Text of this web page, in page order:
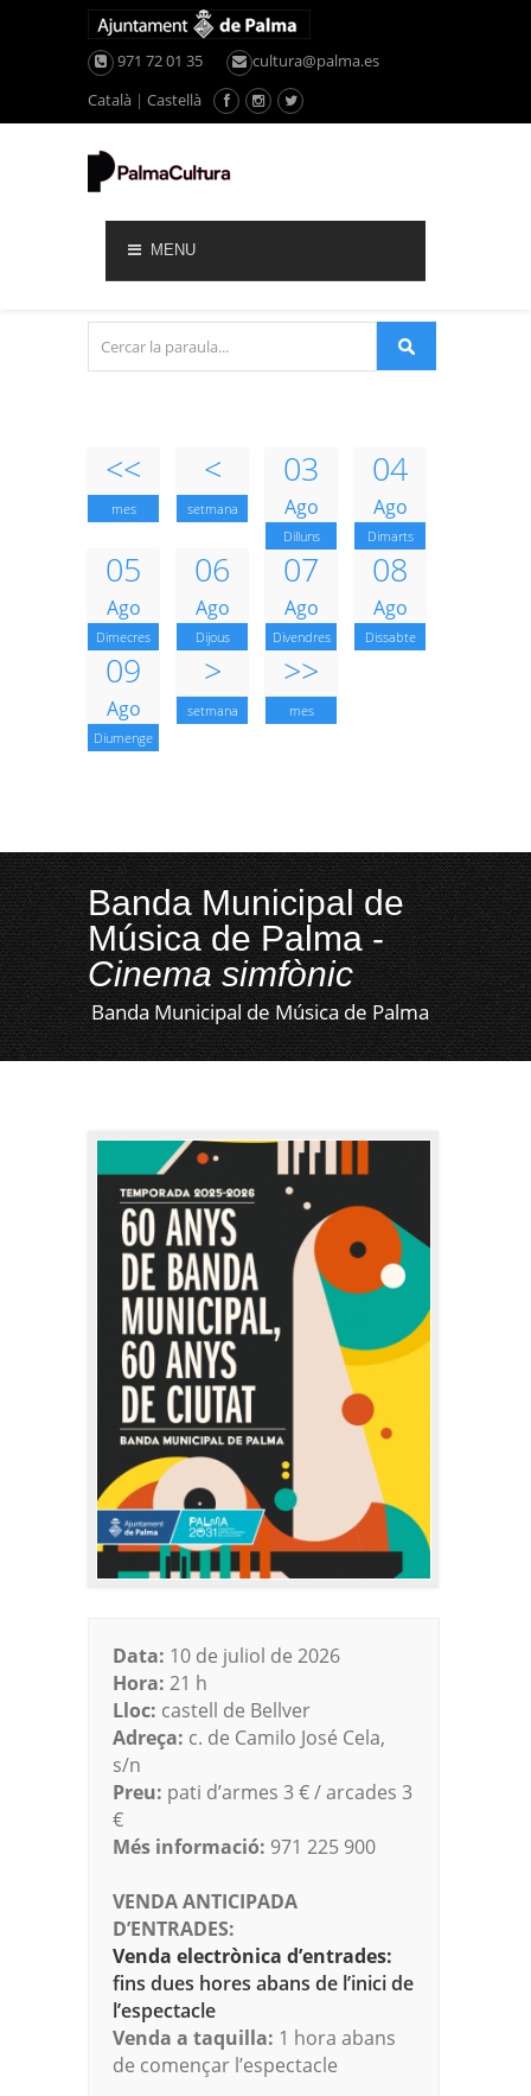
971 72 01 35
cultura@palma.es
Català | Castellà
MENU
<<
mes
<
setmana
03
Ago
Dilluns
04
Ago
Dimarts
05
Ago
Dimecres
06
Ago
Dijous
07
Ago
Divendres
08
Ago
Dissabte
09
Ago
Diumenge
>
setmana
>>
mes
Banda Municipal de
Música de Palma -
Cinema simfònic
Banda Municipal de Música de Palma
Data: 10 de juliol de 2026
Hora: 21 h
Lloc: castell de Bellver
Adreça: c. de Camilo José Cela,
s/n
Preu: pati d’armes 3 € / arcades 3
€
Més informació: 971 225 900
VENDA ANTICIPADA
D’ENTRADES:
Venda electrònica d’entrades:
fins dues hores abans de l’inici de
l’espectacle
Venda a taquilla: 1 hora abans
de començar l’espectacle